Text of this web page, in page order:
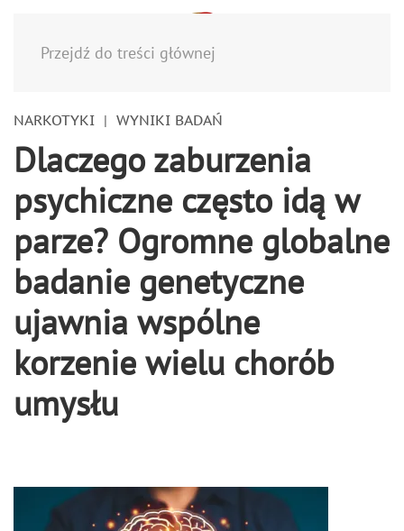
Przejdź do treści głównej
NARKOTYKI WYNIKI BADAŃ
Dlaczego zaburzenia
psychiczne często idą w
parze? Ogromne globalne
badanie genetyczne
ujawnia wspólne
korzenie wielu chorób
umysłu